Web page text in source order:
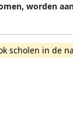
worden
scholen in de